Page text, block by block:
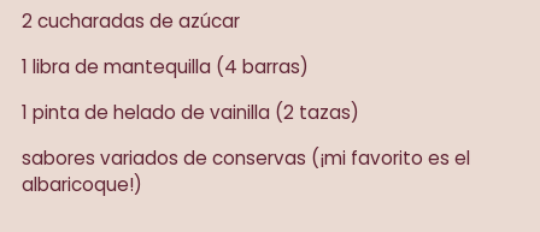
2 cucharadas de azúcar
1 libra de mantequilla (4 barras)
1 pinta de helado de vainilla (2 tazas)
sabores variados de conservas (¡mi favorito es el
albaricoque!)